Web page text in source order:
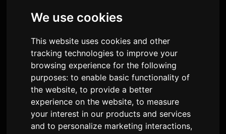
We use cookies
This website uses cookies and other
tracking technologies to improve your
browsing experience for the following
purposes:to enable basic functionality of
the website,to provide a better
experience on the website,to measure
your interest in our products and services
and to personalize marketing interactions,
AI કલાકાર ઇચિકી પ્રથમ એલ્બમ
'લવ સિંગ્યુલેરિટી' રિલીઝ કરે છે
દ્વારાSam 9 જુલાઈ 2026
અંગ્રેજીમાંથી અનુવાદિત